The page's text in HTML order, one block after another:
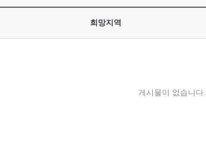
희망지역
게시물이 없습니다.